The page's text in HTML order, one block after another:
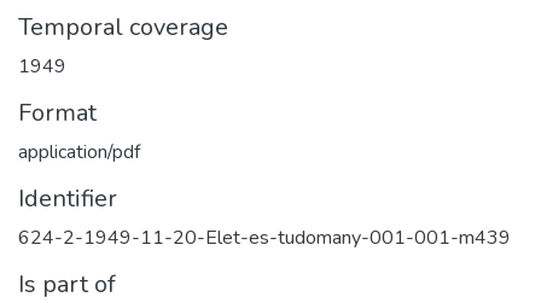
Temporal coverage
1949
Format
application/pdf
Identifier
624-2-1949-11-20-Elet-es-tudomany-001-001-m439
Is part of